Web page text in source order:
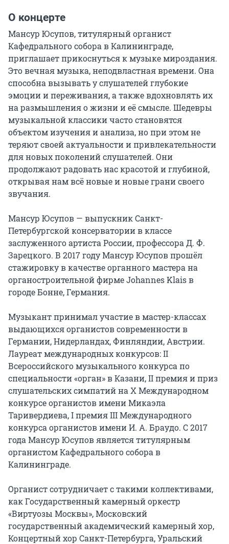
О концерте
Мансур Юсупов, титулярный органист
Кафедрального собора в Калининграде,
приглашает прикоснуться к музыке мироздания.
Это вечная музыка, неподвластная времени. Она
способна вызывать у слушателей глубокие
эмоции и переживания, а также вдохновлять их
на размышления о жизни и её смысле. Шедевры
музыкальной классики часто становятся
объектом изучения и анализа, но при этом не
теряют своей актуальности и привлекательности
для новых поколений слушателей. Они
продолжают радовать нас красотой и глубиной,
открывая нам всё новые и новые грани своего
звучания.
Мансур Юсупов — выпускник Санкт-
Петербургской консерватории в классе
заслуженного артиста России, профессора Д. Ф.
Зарецкого. В 2017 году Мансур Юсупов прошёл
стажировку в качестве органного мастера на
органостроительной фирме Johannes Klais в
городе Бонне, Германия.
Музыкант принимал участие в мастер-классах
выдающихся органистов современности в
Германии, Нидерландах, Финляндии, Австрии.
Лауреат международных конкурсов: II
Всероссийского музыкального конкурса по
специальности «орган» в Казани, II премия и приз
слушательских симпатий на X Международном
конкурсе органистов имени Микаэла
Таривердиева, I премия III Международного
конкурса органистов имени И. А. Браудо. С 2017
года Мансур Юсупов является титулярным
органистом Кафедрального собора в
Калининграде.
Органист сотрудничает с такими коллективами,
как Государственный камерный оркестр
«Виртуозы Москвы», Московский
государственный академический камерный хор,
Концертный хор Санкт-Петербурга, Уральский